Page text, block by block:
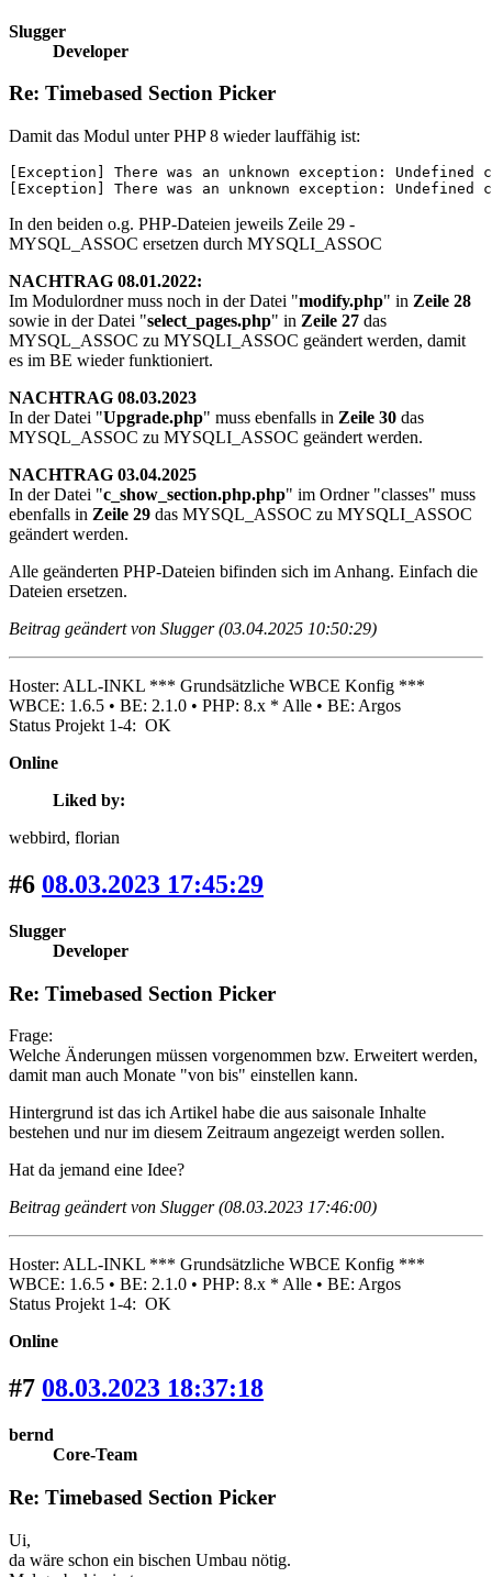
Slugger
Developer
Re: Timebased Section Picker
Damit das Modul unter PHP 8 wieder lauffähig ist:
[Exception] There was an unknown exception:
[Exception] There was an unknown exception: Undefined
In den beiden o.g. PHP-Dateien jeweils Zeile 29 -
MYSQL_ASSOC ersetzen durch MYSQLI_ASSOC
NACHTRAG 08.01.2022:
Im Modulordner muss noch in der Datei "modify.php" in Zeile 28
sowie in der Datei "select_pages.php" in Zeile 27 das
MYSQL_ASSOC zu MYSQLI_ASSOC geändert werden, damit
es im BE wieder funktioniert.
NACHTRAG 08.03.2023
In der Datei "Upgrade.php" muss ebenfalls in Zeile 30 das
MYSQL_ASSOC zu MYSQLI_ASSOC geändert werden.
NACHTRAG 03.04.2025
In der Datei "c_show_section.php.php" im Ordner "classes" muss
ebenfalls in Zeile 29 das MYSQL_ASSOC zu MYSQLI_ASSOC
geändert werden.
Alle geänderten PHP-Dateien bifinden sich im Anhang. Einfach die
Dateien ersetzen.
Beitrag geändert von Slugger (03.04.2025 10:50:29)
Hoster: ALL-INKL *** Grundsätzliche WBCE Konfig ***
WBCE: 1.6.5 • BE: 2.1.0 • PHP: 8.x * Alle • BE: Argos
Status Projekt 1-4: OK
Online
Liked by:
webbird, florian
#6 08.03.2023 17:45:29
Slugger
Developer
Re: Timebased Section Picker
Frage:
Welche Änderungen müssen vorgenommen bzw. Erweitert werden,
damit man auch Monate "von bis" einstellen kann.
Hintergrund ist das ich Artikel habe die aus saisonale Inhalte
bestehen und nur im diesem Zeitraum angezeigt werden sollen.
Hat da jemand eine Idee?
Beitrag geändert von Slugger (08.03.2023 17:46:00)
Hoster: ALL-INKL *** Grundsätzliche WBCE Konfig ***
WBCE: 1.6.5 • BE: 2.1.0 • PHP: 8.x * Alle • BE: Argos
Status Projekt 1-4: OK
Online
#7 08.03.2023 18:37:18
bernd
Core-Team
Re: Timebased Section Picker
Ui,
da wäre schon ein bischen Umbau nötig.